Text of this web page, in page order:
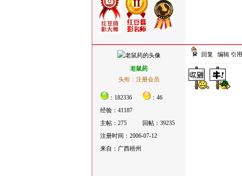
老鼠药
头衔：注册会员
：182336
：46
经验：41187
主帖：275
回帖：39235
注册时间：2006-07-12
来自：广西梧州
回复 编辑 引用